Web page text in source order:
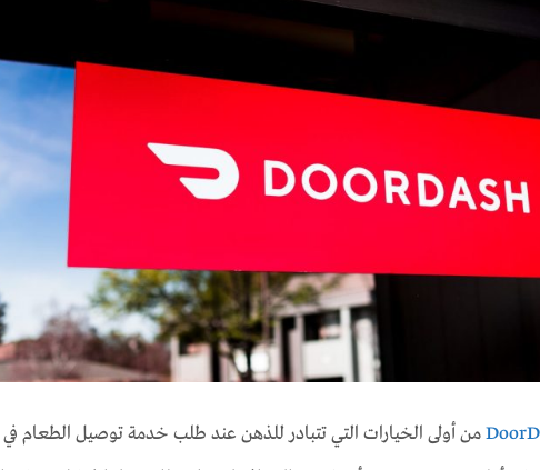
من أولى الخيارات التي تتبادر للذهن عند طلب خدمة توصيل الطعام في